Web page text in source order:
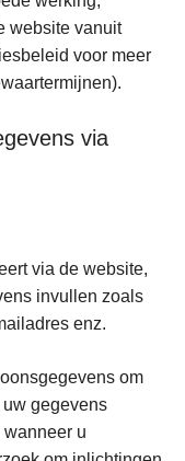
website vanuit
voor meer
via
via de website,
invullen zoals
enz.
om
gegevens
wanneer u